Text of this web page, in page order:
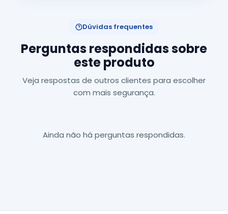
Dúvidas frequentes
Perguntas respondidas sobre
este produto
Veja respostas de outros clientes para escolher
com mais segurança.
Ainda não há perguntas respondidas.